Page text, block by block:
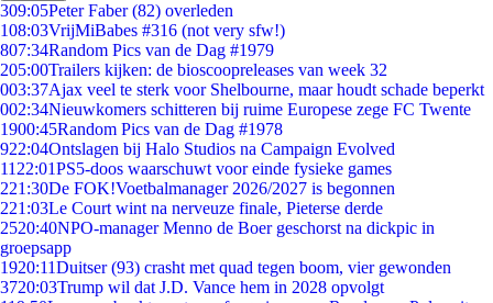
309:05Peter Faber (82) overleden
108:03VrijMiBabes #316 (not very sfw!)
807:34Random Pics van de Dag #1979
205:00Trailers kijken: de bioscoopreleases van week 32
003:37Ajax veel te sterk voor Shelbourne, maar houdt schade beperkt
002:34Nieuwkomers schitteren bij ruime Europese zege FC Twente
1900:45Random Pics van de Dag #1978
922:04Ontslagen bij Halo Studios na Campaign Evolved
11 22:01PS5-doos waarschuwt voor einde fysieke games
221:30De FOK!Voetbalmanager 2026/2027 is begonnen
221:03Le Court wint na nerveuze finale, Pieterse derde
2520:40NPO-manager Menno de Boer geschorst na dickpic in
groepsapp
1920:11Duitser (93) crasht met quad tegen boom, vier gewonden
3720:03Trump wil dat J.D. Vance hem in 2028 opvolgt